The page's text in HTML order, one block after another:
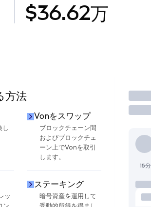
$36.62万
法
し
Vonをスワップ
ブロックチェーン間
およびブロックチェ
ーン上でVonを取引
します。
ッ
ステーキング
暗号資産を運用して
取引
15分